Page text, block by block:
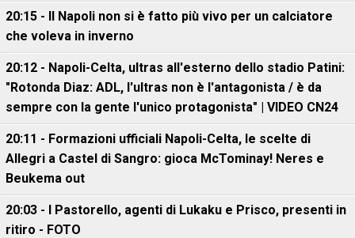
20:15 - Il Napoli non si è fatto più vivo per un calciatore
che voleva in inverno
20:12 - Napoli-Celta, ultras all'esterno dello stadio Patini:
"Rotonda Diaz: ADL, l'ultras non è l'antagonista / è da
sempre con la gente l'unico protagonista" | VIDEO CN24
20:11 - Formazioni ufficiali Napoli-Celta, le scelte di
Allegri a Castel di Sangro: gioca McTominay! Neres e
Beukema out
20:03 - I Pastorello, agenti di Lukaku e Prisco, presenti in
ritiro - FOTO